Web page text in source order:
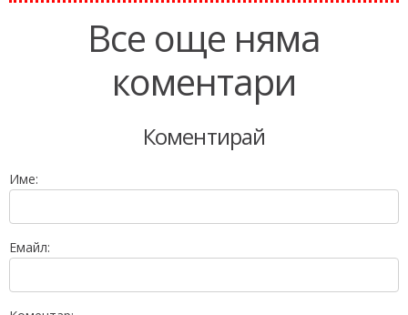
Все още няма
коментари
Коментирай
Име:
Емайл: